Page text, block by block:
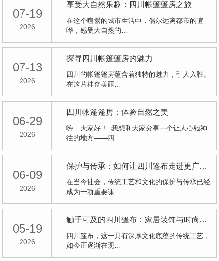
07-19
2026
享受大自然乐趣：四川帐篷篷房之旅
在这个喧嚣的城市生活中，偶尔远离都市的喧
哗，感受大自然的…
07-13
2026
探寻四川帐篷篷房的魅力
四川的帐篷篷房蕴含着独特的魅力，引人入胜。
在这片神奇美丽…
06-29
2026
四川帐篷篷房：体验自然之美
嗨，大家好！..我想和大家分享一个让人心驰神
往的地方——四…
06-09
2026
保护与传承：如何让四川篷布走进更广阔的市场领域
在当今社会，传统工艺和文化的保护与传承已经
成为一项重要课…
05-19
2026
触手可及的四川篷布：家居装饰与时尚潮流
四川篷布，这一具有深厚文化底蕴的传统工艺，
如今正逐渐在现…